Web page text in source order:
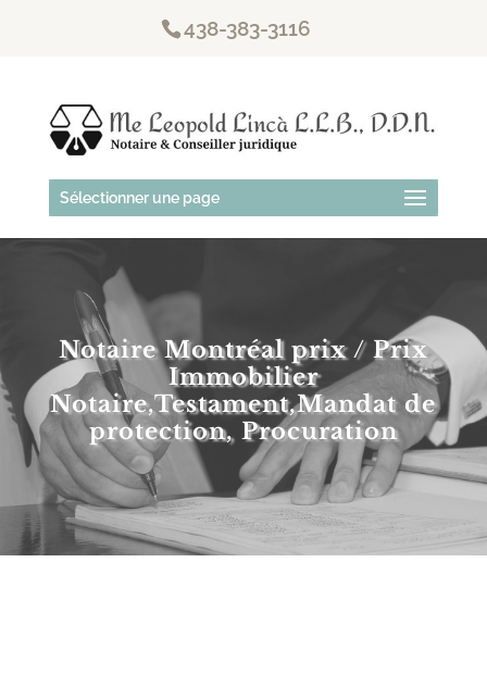
438-383-3116
Sélectionner une page
Notaire Montréal prix / Prix
Immobilier
Notaire,Testament,Mandat de
protection, Procuration